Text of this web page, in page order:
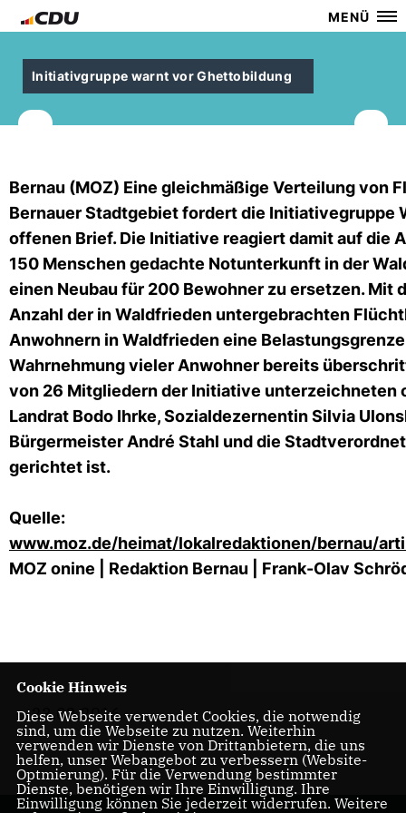
MENÜ
Initiativgruppe warnt vor Ghettobildung
Bernau (MOZ) Eine gleichmäßige Verteilung von
Bernauer Stadtgebiet fordert die Initiativegruppe
offenen Brief. Die Initiative reagiert damit auf die
150 Menschen gedachte Notunterkunft in der
einen Neubau für 200 Bewohner zu ersetzen. Mit
Anzahl der in Waldfrieden untergebrachten
Anwohnern in Waldfrieden eine
Wahrnehmung vieler Anwohner bereits
von 26 Mitgliedern der Initiative unterzeichneten
Landrat Bodo Ihrke, Sozialdezernentin Silvia
Bürgermeister André Stahl und die
gerichtet ist.
Quelle:
www.moz.de/heimat/lokalredaktionen/bernau/
MOZ onine | Redaktion Bernau | Frank-Olav
23.02.2016
Cookie Hinweis
Diese Webseite verwendet Cookies, die notwendig
sind, um die Webseite zu nutzen. Weiterhin
verwenden wir Dienste von Drittanbietern, die uns
helfen, unser Webangebot zu verbessern (Website-
Optmierung). Für die Verwendung bestimmter
Dienste, benötigen wir Ihre Einwilligung. Ihre
Einwilligung können Sie jederzeit widerrufen. Weitere